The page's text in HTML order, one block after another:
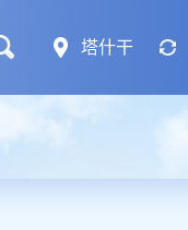
塔什干